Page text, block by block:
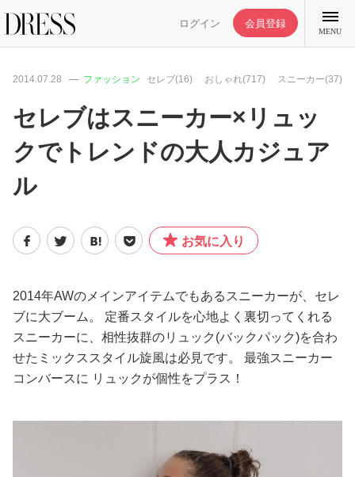
ログイン 会員登録
MENU
特集記事
ライフスタイル
ファッション
恋愛/結婚/離婚
美容/健康
2014.07.28 ファッション セレブ(16) おしゃれ(717) スニーカー(37)
セレブはスニーカー×リュッ
クでトレンドの大人カジュア
ル
お気に入り
2014年AWのメインアイテムでもあるスニーカーが、セレ
ブに大ブーム。 定番スタイルを心地よく裏切ってくれる
スニーカーに、相性抜群のリュック(バックパック)を合わ
せたミックススタイル旋風は必見です。 最強スニーカー
コンバースに リュックが個性をプラス！